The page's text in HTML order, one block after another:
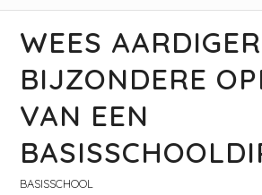
WEES
BIJZONDERE
VAN EEN
BASISSCHOOL